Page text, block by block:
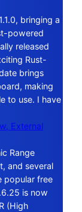
bringing a
powered
released
Rust-
brings
making
to use. I have
External
Range
and several
popular free
is now
(High